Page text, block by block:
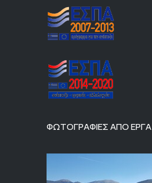
ΦΩΤΟΓΡΑΦΙΕΣ ΑΠΟ ΕΡΓΑ